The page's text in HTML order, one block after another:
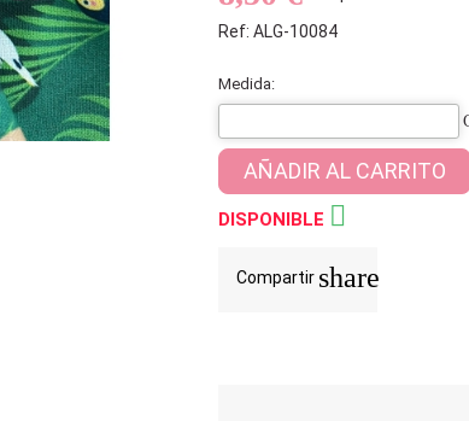
Ref: ALG-10084
Medida:
AÑADIR AL CARRITO
DISPONIBLE 
Compartir share